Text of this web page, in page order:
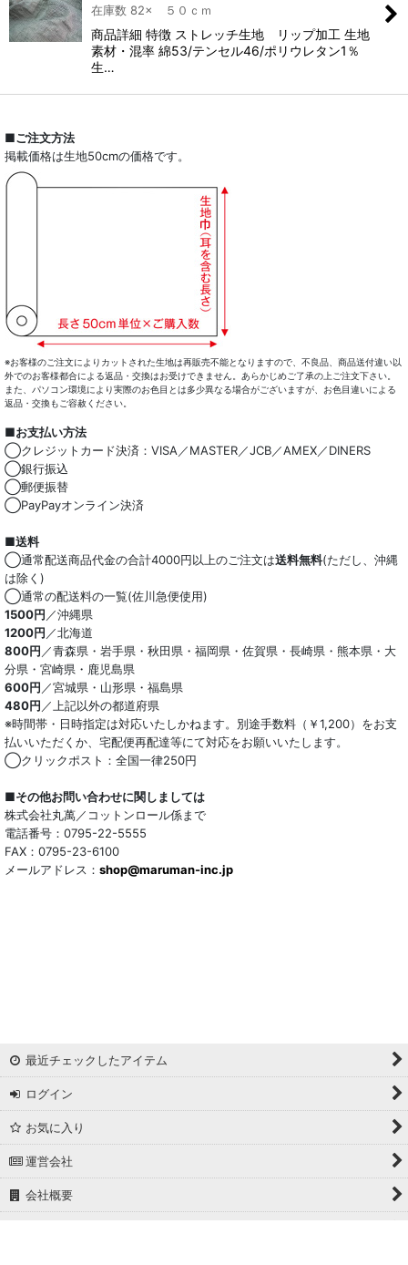
在庫数 82× ５０ｃｍ
商品詳細 特徴 ストレッチ生地 リップ加工 生地
素材・混率 綿53/テンセル46/ポリウレタン1％
生…
■ご注文方法
掲載価格は生地50cmの価格です。
※お客様のご注文によりカットされた生地は再販売不能となりますので、不良品、商品送付違い以
外でのお客様都合による返品・交換はお受けできません。あらかじめご了承の上ご注文下さい。
また、パソコン環境により実際のお色目とは多少異なる場合がございますが、お色目違いによる
返品・交換もご容赦ください。
■お支払い方法
◯クレジットカード決済：VISA／MASTER／JCB／AMEX／DINERS
◯銀行振込
◯郵便振替
◯PayPayオンライン決済
■送料
◯通常配送商品代金の合計4000円以上のご注文は送料無料(ただし、沖縄
は除く)
◯通常の配送料の一覧(佐川急便使用)
1500円／沖縄県
1200円／北海道
800円／青森県・岩手県・秋田県・福岡県・佐賀県・長崎県・熊本県・大
分県・宮崎県・鹿児島県
600円／宮城県・山形県・福島県
480円／上記以外の都道府県
※時間帯・日時指定は対応いたしかねます。別途手数料（￥1,200）をお支
払いいただくか、宅配便再配達等にて対応をお願いいたします。
◯クリックポスト：全国一律250円
■その他お問い合わせに関しましては
株式会社丸萬／コットンロール係まで
電話番号：0795-22-5555
FAX：0795-23-6100
メールアドレス： shop@maruman-inc.jp
最近チェックしたアイテム
ログイン
お気に入り
運営会社
会社概要